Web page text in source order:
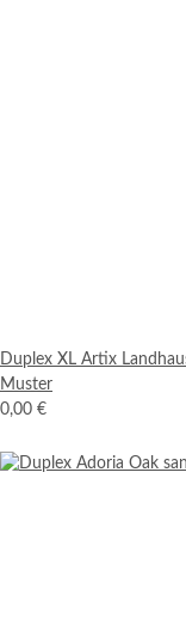
Duplex XL Artix
Muster
0,00 €